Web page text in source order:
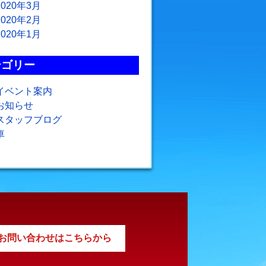
年3月
年2月
年1月
リー
ベント案内
知らせ
タッフブログ
問い合わせはこちらから